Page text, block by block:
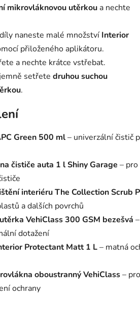
mikrovláknovou utěrkou a nechte
naneste malé množství Interior
přiloženého aplikátoru.
a nechte krátce vstřebat.
setřete druhou suchou
.
Green 500 ml– univerzální čistič
čističe auta 1 l Shiny Garage – pro
interiéru The Collection Scrub
a dalších povrchů
VehiClass 300 GSM bezešvá
dotažení
Protectant Matt 1 L– matná
oboustranný VehiClass– pro
ochrany